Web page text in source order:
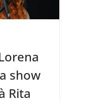
show
Rita